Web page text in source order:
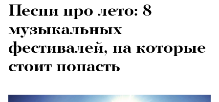
Песни про лето: 8
музыкальных
фестивалей, на которые
стоит попасть